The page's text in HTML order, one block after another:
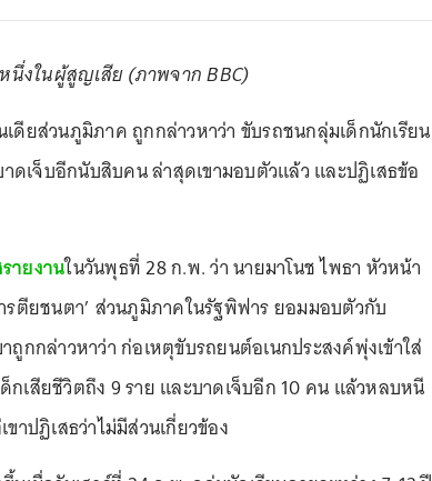
นึ่งในผู้สูญเสีย (ภาพจาก BBC)
ดียส่วนภูมิภาค ถูกกล่าวหาว่า ขับรถชนกลุ่มเด็กนักเรียน
ดเจ็บอีกนับสิบคน ล่าสุดเขามอบตัวแล้ว และปฏิเสธข้อ
ายงานในวันพุธที่ 28 ก.พ. ว่า นายมาโนช ไพธา หัวหน้า
รตียชนตา’ ส่วนภูมิภาคในรัฐพิฟาร ยอมมอบตัวกับ
ถูกกล่าวหาว่า ก่อเหตุขับรถยนต์อเนกประสงค์พุ่งเข้าใส่
กเสียชีวิตถึง 9 ราย และบาดเจ็บอีก 10 คน แล้วหลบหนี
าปฏิเสธว่าไม่มีส่วนเกี่ยวข้อง